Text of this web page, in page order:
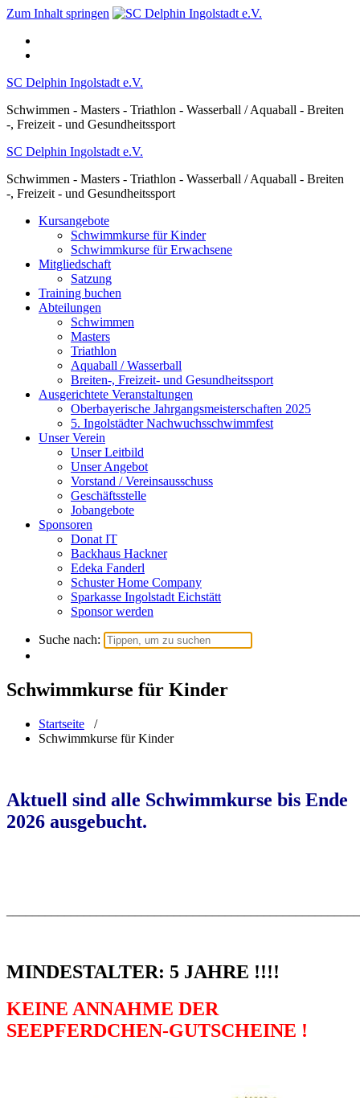
Zum Inhalt springen
SC Delphin Ingolstadt e.V.
Schwimmen - Masters - Triathlon - Wasserball / Aquaball - Breiten
-, Freizeit - und Gesundheitssport
SC Delphin Ingolstadt e.V.
Schwimmen - Masters - Triathlon - Wasserball / Aquaball - Breiten
-, Freizeit - und Gesundheitssport
Kursangebote
Schwimmkurse für Kinder
Schwimmkurse für Erwachsene
Mitgliedschaft
Satzung
Training buchen
Abteilungen
Schwimmen
Masters
Triathlon
Aquaball / Wasserball
Breiten-, Freizeit- und Gesundheitssport
Ausgerichtete Veranstaltungen
Oberbayerische Jahrgangsmeisterschaften 2025
5. Ingolstädter Nachwuchsschwimmfest
Unser Verein
Unser Leitbild
Unser Angebot
Vorstand / Vereinsausschuss
Geschäftsstelle
Jobangebote
Sponsoren
Donat IT
Backhaus Hackner
Edeka Fanderl
Schuster Home Company
Sparkasse Ingolstadt Eichstätt
Sponsor werden
Suche nach:
Schwimmkurse für Kinder
Startseite /
Schwimmkurse für Kinder
Aktuell sind alle Schwimmkurse bis Ende
2026 ausgebucht.
MINDESTALTER: 5 JAHRE !!!!
KEINE ANNAHME DER
SEEPFERDCHEN-GUTSCHEINE !